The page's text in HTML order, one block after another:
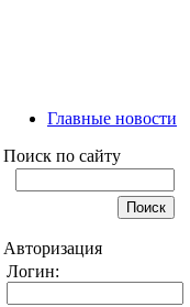
Главные новости
Поиск по сайту
Авторизация
Логин: